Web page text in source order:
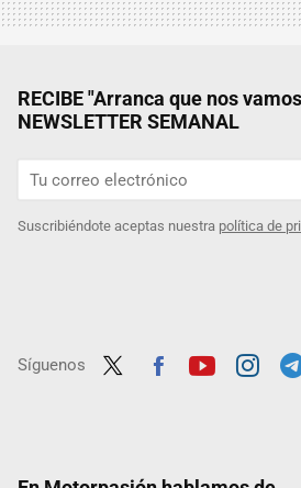
RECIBE "Arranca que nos
NEWSLETTER SEMANAL
Suscribiéndote aceptas nuestra política de
Síguenos